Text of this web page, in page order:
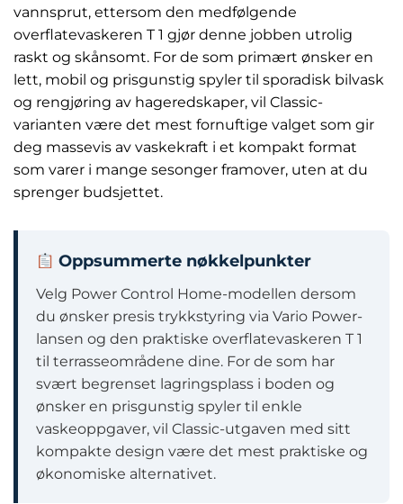
vannsprut, ettersom den medfølgende
overflatevaskeren T 1 gjør denne jobben utrolig
raskt og skånsomt. For de som primært ønsker en
lett, mobil og prisgunstig spyler til sporadisk bilvask
og rengjøring av hageredskaper, vil Classic-
varianten være det mest fornuftige valget som gir
deg massevis av vaskekraft i et kompakt format
som varer i mange sesonger framover, uten at du
sprenger budsjettet.
Oppsummerte nøkkelpunkter
Velg Power Control Home-modellen dersom
du ønsker presis trykkstyring via Vario Power-
lansen og den praktiske overflatevaskeren T 1
til terrasseområdene dine. For de som har
svært begrenset lagringsplass i boden og
ønsker en prisgunstig spyler til enkle
vaskeoppgaver, vil Classic-utgaven med sitt
kompakte design være det mest praktiske og
økonomiske alternativet.